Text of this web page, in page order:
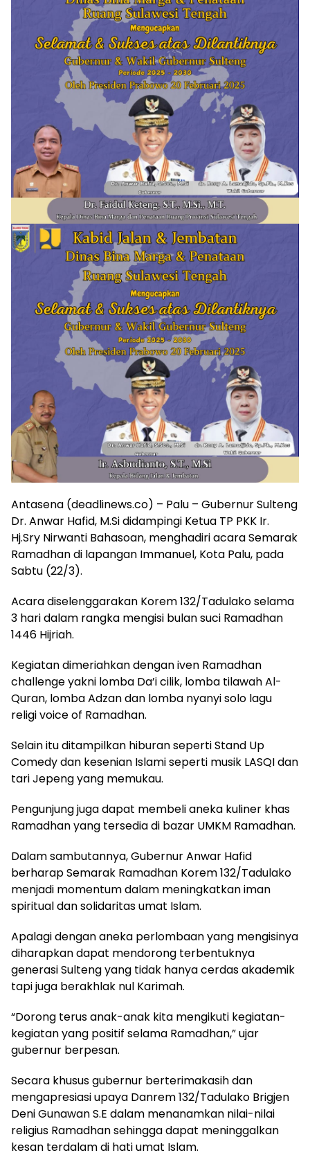
Antasena (deadlinews.co) – Palu – Gubernur Sulteng
Dr. Anwar Hafid, M.Si didampingi Ketua TP PKK Ir.
Hj.Sry Nirwanti Bahasoan, menghadiri acara Semarak
Ramadhan di lapangan Immanuel, Kota Palu, pada
Sabtu (22/3).
Acara diselenggarakan Korem 132/Tadulako selama
3 hari dalam rangka mengisi bulan suci Ramadhan
1446 Hijriah.
Kegiatan dimeriahkan dengan iven Ramadhan
challenge yakni lomba Da’i cilik, lomba tilawah Al-
Quran, lomba Adzan dan lomba nyanyi solo lagu
religi voice of Ramadhan.
Selain itu ditampilkan hiburan seperti Stand Up
Comedy dan kesenian Islami seperti musik LASQI dan
tari Jepeng yang memukau.
Pengunjung juga dapat membeli aneka kuliner khas
Ramadhan yang tersedia di bazar UMKM Ramadhan.
Dalam sambutannya, Gubernur Anwar Hafid
berharap Semarak Ramadhan Korem 132/Tadulako
menjadi momentum dalam meningkatkan iman
spiritual dan solidaritas umat Islam.
Apalagi dengan aneka perlombaan yang mengisinya
diharapkan dapat mendorong terbentuknya
generasi Sulteng yang tidak hanya cerdas akademik
tapi juga berakhlak nul Karimah.
“Dorong terus anak-anak kita mengikuti kegiatan-
kegiatan yang positif selama Ramadhan,” ujar
gubernur berpesan.
Secara khusus gubernur berterimakasih dan
mengapresiasi upaya Danrem 132/Tadulako Brigjen
Deni Gunawan S.E dalam menanamkan nilai-nilai
religius Ramadhan sehingga dapat meninggalkan
kesan terdalam di hati umat Islam.